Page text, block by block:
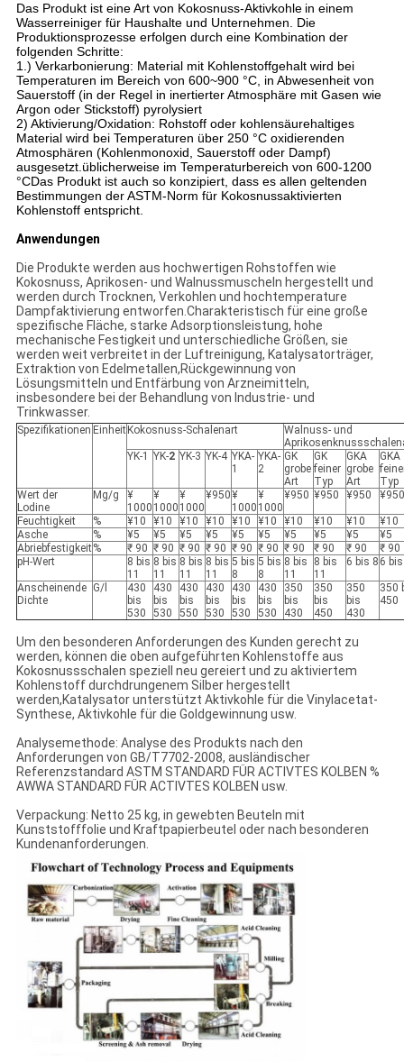
Das Produkt ist eine Art von Kokosnuss-Aktivkohle in einem
Wasserreiniger für Haushalte und Unternehmen. Die
Produktionsprozesse erfolgen durch eine Kombination der
folgenden Schritte:
1.) Verkarbonierung: Material mit Kohlenstoffgehalt wird bei
Temperaturen im Bereich von 600~900 °C, in Abwesenheit von
Sauerstoff (in der Regel in inertierter Atmosphäre mit Gasen wie
Argon oder Stickstoff) pyrolysiert
2) Aktivierung/Oxidation: Rohstoff oder kohlensäurehaltiges
Material wird bei Temperaturen über 250 °C oxidierenden
Atmosphären (Kohlenmonoxid, Sauerstoff oder Dampf)
ausgesetzt.üblicherweise im Temperaturbereich von 600-1200
°CDas Produkt ist auch so konzipiert, dass es allen geltenden
Bestimmungen der ASTM-Norm für Kokosnussaktivierten
Kohlenstoff entspricht.
Anwendungen
Die Produkte werden aus hochwertigen Rohstoffen wie
Kokosnuss, Aprikosen- und Walnussmuscheln hergestellt und
werden durch Trocknen, Verkohlen und hochtemperature
Dampfaktivierung entworfen.Charakteristisch für eine große
spezifische Fläche, starke Adsorptionsleistung, hohe
mechanische Festigkeit und unterschiedliche Größen, sie
werden weit verbreitet in der Luftreinigung, Katalysatorträger,
Extraktion von Edelmetallen,Rückgewinnung von
Lösungsmitteln und Entfärbung von Arzneimitteln,
insbesondere bei der Behandlung von Industrie- und
Trinkwasser.
Spezifikationen Einheit Kokosnuss-Schalenart
Walnuss- und
YK-1 YK-2 YK-3 YK-4 YKA-
1
YKA-
2
GK
grobe
Art
GK
feiner
Typ
GKA
grobe
Art
GKA
Typ
Wert der
Lodine
Mg/g
¥
1000
¥
1000
¥
1000
¥950¥
1000
¥
1000
¥950 ¥950 ¥950 ¥950
Feuchtigkeit % ¥10 ¥10 ¥10 ¥10 ¥10 ¥10 ¥10 ¥10 ¥10
¥10
Asche
% ¥5 ¥5 ¥5 ¥5 ¥5 ¥5 ¥5 ¥5 ¥5
¥5
Abriebfestigkeit% ₹ 90 ₹ 90 ₹ 90 ₹ 90 ₹ 90 ₹ 90 ₹ 90 ₹ 90 ₹ 90
₹ 90
pH-Wert
8 bis
11
8 bis
11
8 bis
11
8 bis
11
5 bis
8
5 bis
8
8 bis
11
8 bis
11
6 bis 8 6
Anscheinende
Dichte
G/l
430
bis
530
430
bis
530
430
bis
550
430
bis
530
430
bis
530
430
bis
530
350
bis
430
350
bis
450
350
bis
430
350
450
Um den besonderen Anforderungen des Kunden gerecht zu
werden, können die oben aufgeführten Kohlenstoffe aus
Kokosnussschalen speziell neu gereiert und zu aktiviertem
Kohlenstoff durchdrungenem Silber hergestellt
werden,Katalysator unterstützt Aktivkohle für die Vinylacetat-
Synthese, Aktivkohle für die Goldgewinnung usw.
Analysemethode: Analyse des Produkts nach den
Anforderungen von GB/T7702-2008, ausländischer
Referenzstandard ASTM STANDARD FÜR ACTIVTES KOLBEN %
AWWA STANDARD FÜR ACTIVTES KOLBEN usw.
Verpackung: Netto 25 kg, in gewebten Beuteln mit
Kunststofffolie und Kraftpapierbeutel oder nach besonderen
Kundenanforderungen.